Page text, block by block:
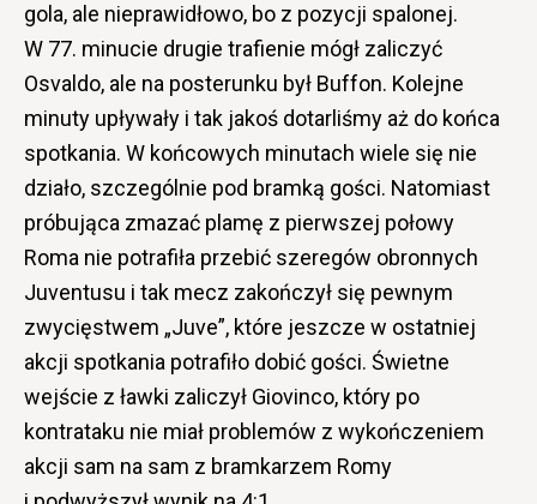
gola, ale nieprawidłowo, bo z pozycji spalonej.
W 77. minucie drugie trafienie mógł zaliczyć
Osvaldo, ale na posterunku był Buffon. Kolejne
minuty upływały i tak jakoś dotarliśmy aż do końca
spotkania. W końcowych minutach wiele się nie
działo, szczególnie pod bramką gości. Natomiast
próbująca zmazać plamę z pierwszej połowy
Roma nie potrafiła przebić szeregów obronnych
Juventusu i tak mecz zakończył się pewnym
zwycięstwem „Juve”, które jeszcze w ostatniej
akcji spotkania potrafiło dobić gości. Świetne
wejście z ławki zaliczył Giovinco, który po
kontrataku nie miał problemów z wykończeniem
akcji sam na sam z bramkarzem Romy